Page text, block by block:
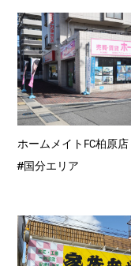
ホームメイトFC柏原店
#国分エリア